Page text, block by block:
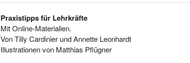
Praxistipps für Lehrkräfte
Mit Online-Materialien.
Von Tilly Cardinier und Annette Leonhardt
Illustrationen von Matthias Pflügner